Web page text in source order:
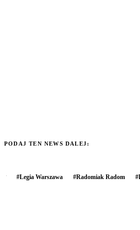
PODAJ TEN NEWS DALEJ:
#Legia Warszawa #Radomiak Radom #